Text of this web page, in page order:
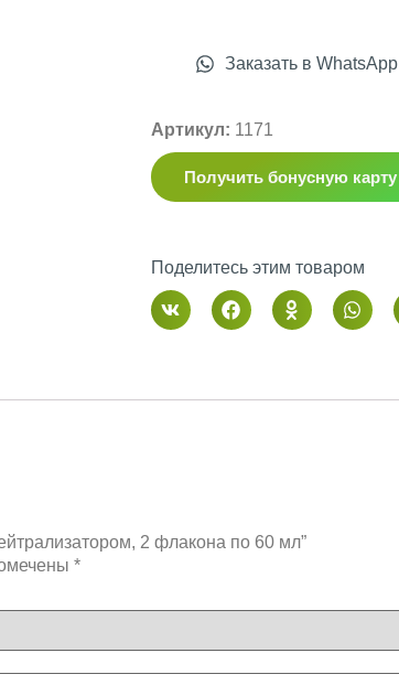
Заказать в WhatsApp
Артикул: 1171
Получить бонусную карту
Поделитесь этим товаром
2 флакона по 60 мл”
*